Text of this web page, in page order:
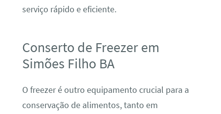
serviço rápido e eficiente.
Conserto de Freezer em
Simões Filho BA
O freezer é outro equipamento crucial para a
conservação de alimentos, tanto em